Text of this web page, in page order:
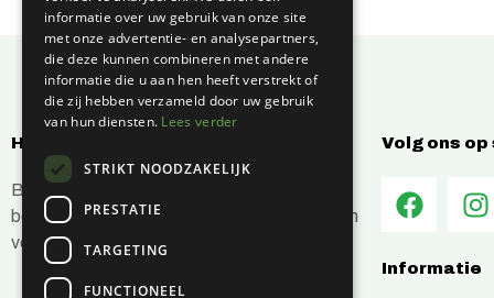
Hoe kunnen wij jou helpen?
Bij C-Vin hebben wij alles in huis om je
bouwprojecten efficiënt en succesvol te laten
verlopen.
Volg ons
Informatie
informatie over uw gebruik van onze site
met onze advertentie- en analysepartners,
die deze kunnen combineren met andere
informatie die u aan hen heeft verstrekt of
die zij hebben verzameld door uw gebruik
van hun diensten. Lees verder
STRIKT NOODZAKELIJK
PRESTATIE
TARGETING
FUNCTIONEEL